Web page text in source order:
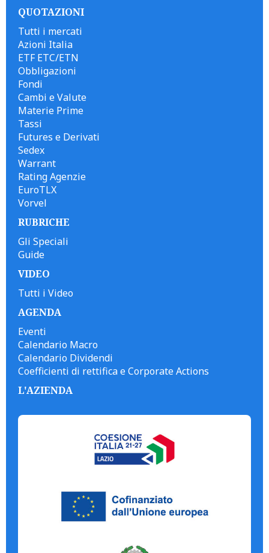
QUOTAZIONI
Tutti i mercati
Azioni Italia
ETF ETC/ETN
Obbligazioni
Fondi
Cambi e Valute
Materie Prime
Tassi
Futures e Derivati
Sedex
Warrant
Rating Agenzie
EuroTLX
Vorvel
RUBRICHE
Gli Speciali
Guide
VIDEO
Tutti i Video
AGENDA
Eventi
Calendario Macro
Calendario Dividendi
Coefficienti di rettifica e Corporate Actions
L'AZIENDA